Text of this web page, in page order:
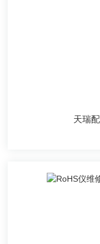
天瑞